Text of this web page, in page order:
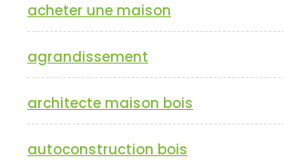
acheter une maison
agrandissement
architecte maison bois
autoconstruction bois